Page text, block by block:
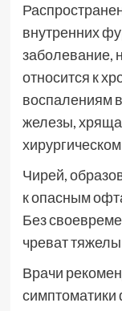
внутренних
заболевание,
относится к
воспалениям
железы, хряща
Чирей,
к опасным
Без
чреват
Врачи
симптоматики